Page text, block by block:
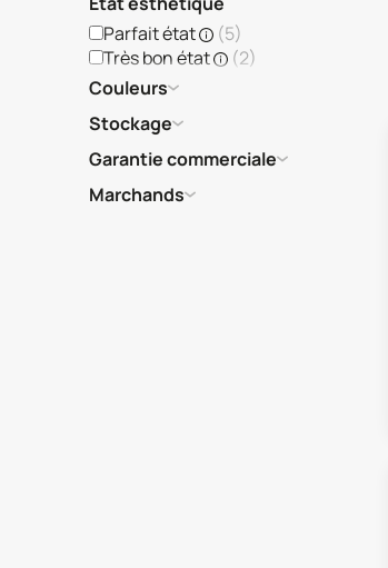
Parfait état
(5)
Très bon état
(2)
Couleurs
Stockage
Garantie commerciale
Marchands